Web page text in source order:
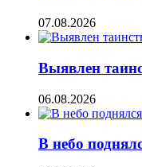
07.08.2026
Выявлен
06.08.2026
В небо